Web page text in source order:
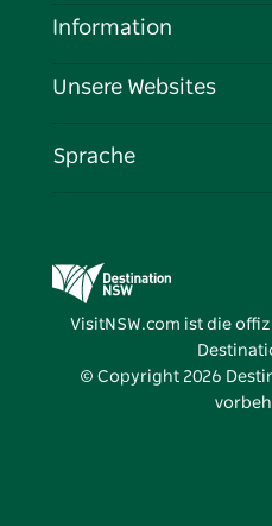
Cookie-Hinweis
Reiseziele
Veranstaltungen
Information
Reiseinformationen
Unternehmen in NSW
Unsere Websites
Destination NSW
Vivid Sydney
Sprache
VisitNSW.com ist die
© Copyright 2026